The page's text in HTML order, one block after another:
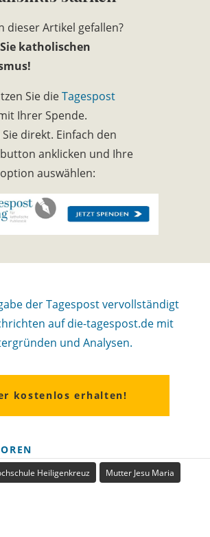
dieser Artikel gefallen?
katholischen
Sie dieTagespost
Ihrer Spende.
direkt. Einfach den
anklicken und Ihre
auswählen:
der Tagespost vervollständigt
auf die-tagespost.de mit
und Analysen.
kostenlos erhalten!
Heiligenkreuz Mutter Jesu Maria